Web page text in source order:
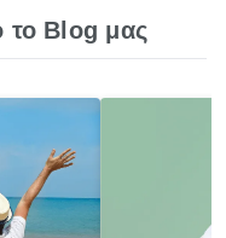
το Blog μας